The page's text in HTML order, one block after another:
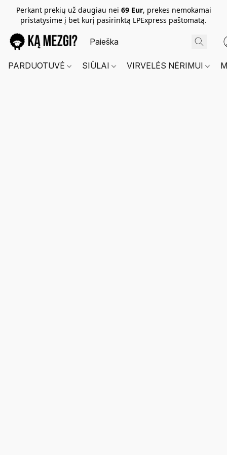
Perkant prekių už daugiau nei 69 Eur, prekes nemokamai
pristatysime į bet kurį pasirinktą LPExpress paštomatą.
PARDUOTUVĖ SIŪLAI VIRVELĖS NĖRIMUI